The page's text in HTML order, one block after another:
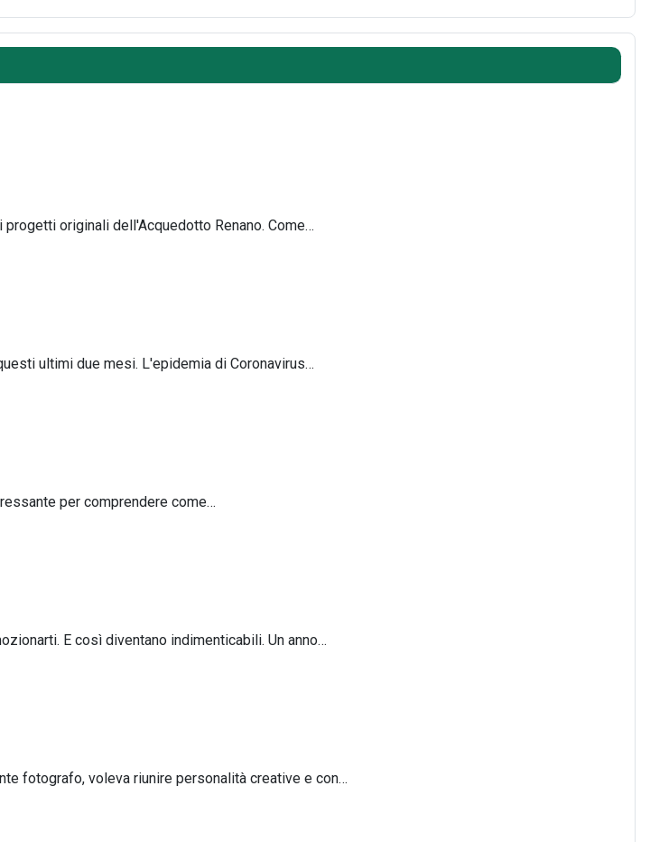
originali dell'Acquedotto Renano. Come…
ultimi due mesi. L'epidemia di Coronavirus…
per comprendere come…
E così diventano indimenticabili. Un anno…
fotografo, voleva riunire personalità creative e con…